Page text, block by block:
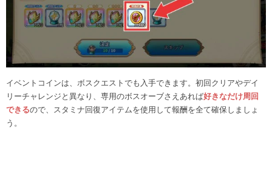
イベントコインは、ボスクエストでも入手できます。初回クリアやデイ
リーチャレンジと異なり、専用のボスオーブさえあれば好きなだけ周回
できるので、スタミナ回復アイテムを使用して報酬を全て確保しましょ
う。